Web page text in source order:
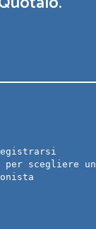
per scegliere un